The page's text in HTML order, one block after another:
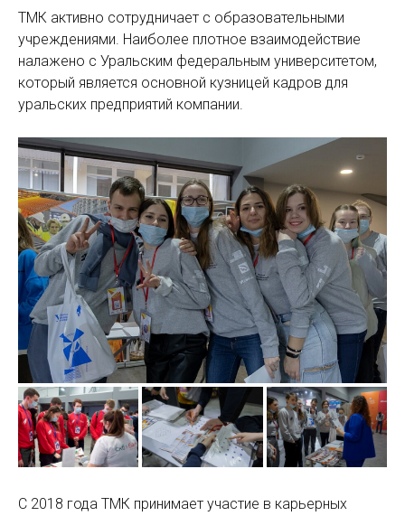
ТМК активно сотрудничает с образовательными
учреждениями. Наиболее плотное взаимодействие
налажено с Уральским федеральным университетом,
который является основной кузницей кадров для
уральских предприятий компании.
С 2018 года ТМК принимает участие в карьерных